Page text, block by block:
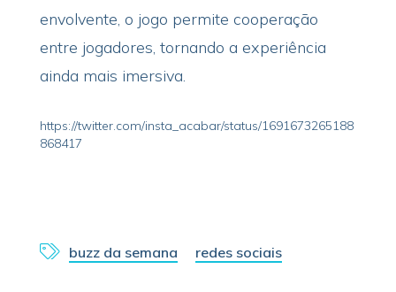
envolvente, o jogo permite cooperação
entre jogadores, tornando a experiência
ainda mais imersiva.
https://twitter.com/insta_acabar/status/1691673265188
868417
buzz da semana redes sociais